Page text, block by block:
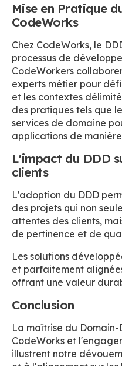
Mise en Pratique
CodeWorks
Chez CodeWorks, le
processus de
CodeWorkers
experts métier pour
et les contextes
des pratiques tels que
services de domaine
applications de
L'impact du DDD
clients
L'adoption du DDD
des projets qui non
attentes des clients,
de pertinence et de
Les solutions
et parfaitement
offrant une valeur
Conclusion
La maîtrise du
CodeWorks et
illustrent notre